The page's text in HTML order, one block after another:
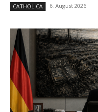
CATHOLICA 6. August 2026